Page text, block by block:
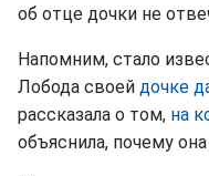
об отце дочки не
Напомним, стало
Лобода своей дочке
рассказала о том, на
объяснила, почему